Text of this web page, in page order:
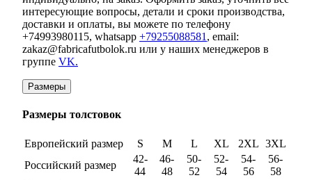
интересующие вопросы, детали и сроки производства,
доставки и оплаты, вы можете по телефону
+74993980115, whatsapp +79255088581 , email:
zakaz@fabricafutbolok.ru или у наших менеджеров в
группе VK.
Размеры
Размеры толстовок
Европейский размер S M L XL 2XL 3XL
Российский размер
42-
44
46-
48
50-
52
52-
54
54-
56
56-
58